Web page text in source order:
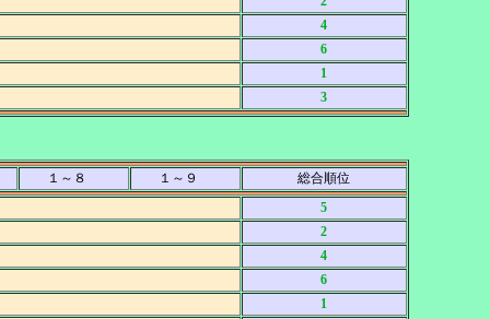
4
6
1
3
１～８ １～９
総合順位
5
2
4
6
1